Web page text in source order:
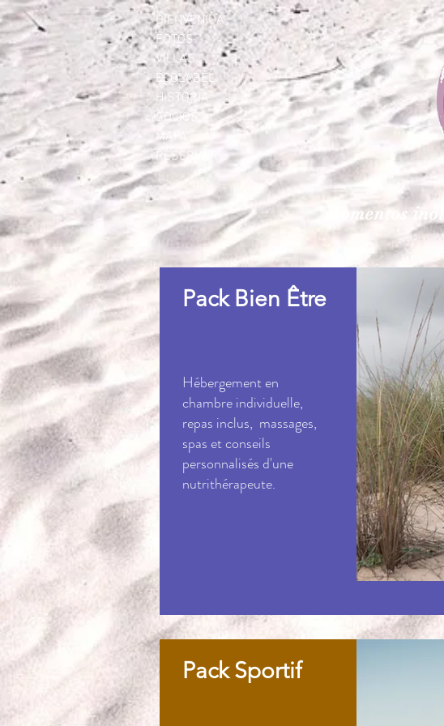
BIENVENIDA
FOTOS
VILLAS
ECOLABEL
HISTORIA
SOCIOS
MAPA
RESERVAR
"Momentos
Pack Bien Être
Hébergement en
chambre individuelle,
repas inclus, massages,
spas et conseils
personnalisés d'une
nutrithérapeute.
Pack Sportif